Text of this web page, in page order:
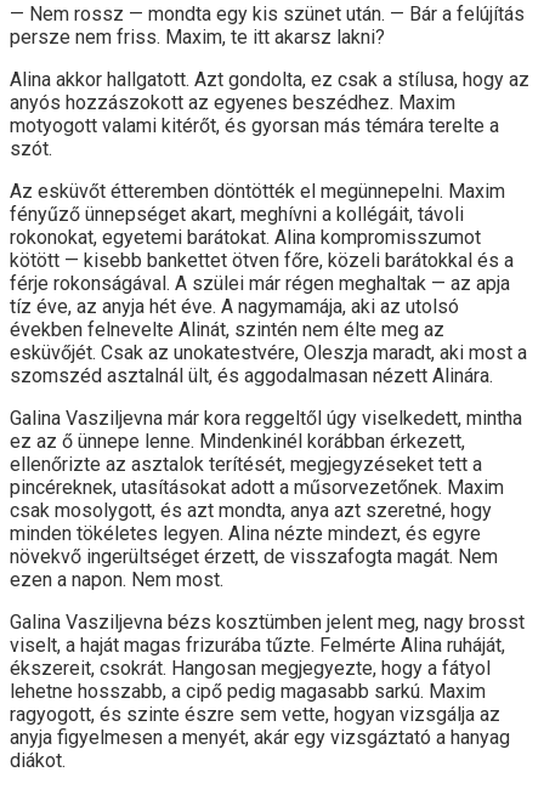
— Nem rossz — mondta egy kis szünet után. — Bár a felújítás
persze nem friss. Maxim, te itt akarsz lakni?
Alina akkor hallgatott. Azt gondolta, ez csak a stílusa, hogy az
anyós hozzászokott az egyenes beszédhez. Maxim
motyogott valami kitérőt, és gyorsan más témára terelte a
szót.
Az esküvőt étteremben döntötték el megünnepelni. Maxim
fényűző ünnepséget akart, meghívni a kollégáit, távoli
rokonokat, egyetemi barátokat. Alina kompromisszumot
kötött — kisebb bankettet ötven főre, közeli barátokkal és a
férje rokonságával. A szülei már régen meghaltak — az apja
tíz éve, az anyja hét éve. A nagymamája, aki az utolsó
években felnevelte Alinát, szintén nem élte meg az
esküvőjét. Csak az unokatestvére, Oleszja maradt, aki most a
szomszéd asztalnál ült, és aggodalmasan nézett Alinára.
Galina Vasziljevna már kora reggeltől úgy viselkedett, mintha
ez az ő ünnepe lenne. Mindenkinél korábban érkezett,
ellenőrizte az asztalok terítését, megjegyzéseket tett a
pincéreknek, utasításokat adott a műsorvezetőnek. Maxim
csak mosolygott, és azt mondta, anya azt szeretné, hogy
minden tökéletes legyen. Alina nézte mindezt, és egyre
növekvő ingerültséget érzett, de visszafogta magát. Nem
ezen a napon. Nem most.
Galina Vasziljevna bézs kosztümben jelent meg, nagy brosst
viselt, a haját magas frizurába tűzte. Felmérte Alina ruháját,
ékszereit, csokrát. Hangosan megjegyezte, hogy a fátyol
lehetne hosszabb, a cipő pedig magasabb sarkú. Maxim
ragyogott, és szinte észre sem vette, hogyan vizsgálja az
anyja figyelmesen a menyét, akár egy vizsgáztató a hanyag
diákot.